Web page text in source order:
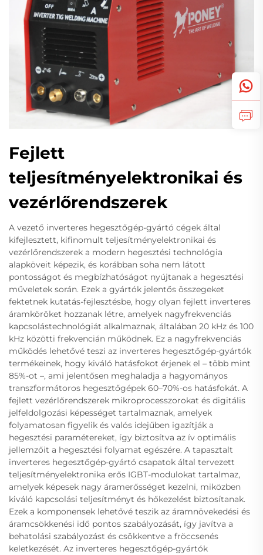
Fejlett
teljesítményelektronikai és
vezérlőrendszerek
A vezető inverteres hegesztőgép-gyártó cégek által
kifejlesztett, kifinomult teljesítményelektronikai és
vezérlőrendszerek a modern hegesztési technológia
alapköveit képezik, és korábban soha nem látott
pontosságot és megbízhatóságot nyújtanak a hegesztési
műveletek során. Ezek a gyártók jelentős összegeket
fektetnek kutatás-fejlesztésbe, hogy olyan fejlett inverteres
áramköröket hozzanak létre, amelyek nagyfrekvenciás
kapcsolástechnológiát alkalmaznak, általában 20 kHz és 100
kHz közötti frekvencián működnek. Ez a nagyfrekvenciás
működés lehetővé teszi az inverteres hegesztőgép-gyártók
termékeinek, hogy kiváló hatásfokot érjenek el – több mint
85%-ot –, ami jelentősen meghaladja a hagyományos
transzformátoros hegesztőgépek 60–70%-os hatásfokát. A
fejlett vezérlőrendszerek mikroprocesszorokat és digitális
jelfeldolgozási képességet tartalmaznak, amelyek
folyamatosan figyelik és valós idejűben igazítják a
hegesztési paramétereket, így biztosítva az ív optimális
jellemzőit a hegesztési folyamat egészére. A tapasztalt
inverteres hegesztőgép-gyártó csapatok által tervezett
teljesítményelektronika erős IGBT-modulokat tartalmaz,
amelyek képesek nagy áramerősséget kezelni, miközben
kiváló kapcsolási teljesítményt és hőkezelést biztosítanak.
Ezek a komponensek lehetővé teszik az áramnövekedési és
áramcsökkenési idő pontos szabályozását, így javítva a
behatolási szabályozást és csökkentve a fröccsenés
keletkezését. Az inverteres hegesztőgép-gyártók